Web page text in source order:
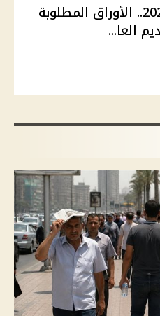
استخراج جواز السفر 2026.. الأوراق المطلوبة
العا...